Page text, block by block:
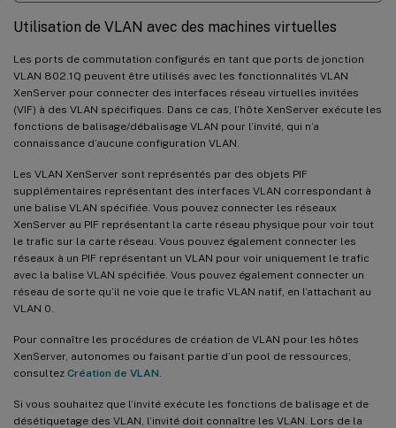
Utilisation de VLAN avec des machines virtuelles
Les ports de commutation configurés en tant que ports de jonction
VLAN 802.1Q peuvent être utilisés avec les fonctionnalités VLAN
XenServer pour connecter des interfaces réseau virtuelles invitées
(VIF) à des VLAN spécifiques. Dans ce cas, l’hôte XenServer exécute les
fonctions de balisage/débalisage VLAN pour l’invité, qui n’a
connaissance d’aucune configuration VLAN.
Les VLAN XenServer sont représentés par des objets PIF
supplémentaires représentant des interfaces VLAN correspondant à
une balise VLAN spécifiée. Vous pouvez connecter les réseaux
XenServer au PIF représentant la carte réseau physique pour voir tout
le trafic sur la carte réseau. Vous pouvez également connecter les
réseaux à un PIF représentant un VLAN pour voir uniquement le trafic
avec la balise VLAN spécifiée. Vous pouvez également connecter un
réseau de sorte qu’il ne voie que le trafic VLAN natif, en l’attachant au
VLAN 0.
Pour connaître les procédures de création de VLAN pour les hôtes
XenServer, autonomes ou faisant partie d’un pool de ressources,
consultez Création de VLAN
Si vous souhaitez que l’invité exécute les fonctions de balisage et de
désétiquetage des VLAN, l’invité doit connaître les VLAN. Lors de la